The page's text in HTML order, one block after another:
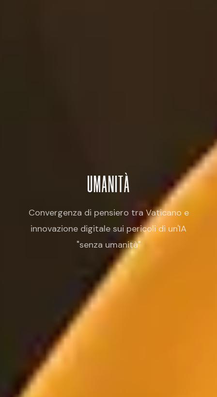
UMANITÀ
Convergenza di pensiero tra Vaticano e
innovazione digitale sui pericoli di un'IA
"senza umanità"